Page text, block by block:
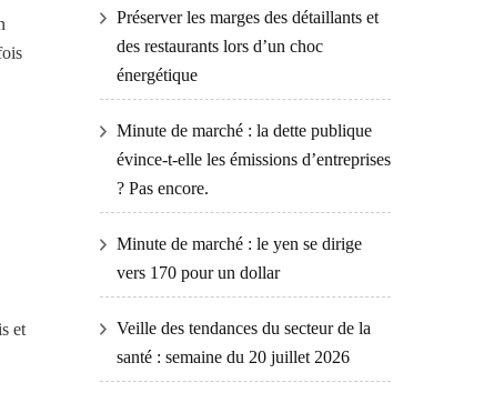
et
Préserver les marges des détaillants et
des restaurants lors d’un choc
énergétique
Minute de marché : la dette publique
évince-t-elle les émissions d’entreprises
? Pas encore.
Minute de marché : le yen se dirige
vers 170 pour un dollar
Veille des tendances du secteur de la
santé : semaine du 20 juillet 2026